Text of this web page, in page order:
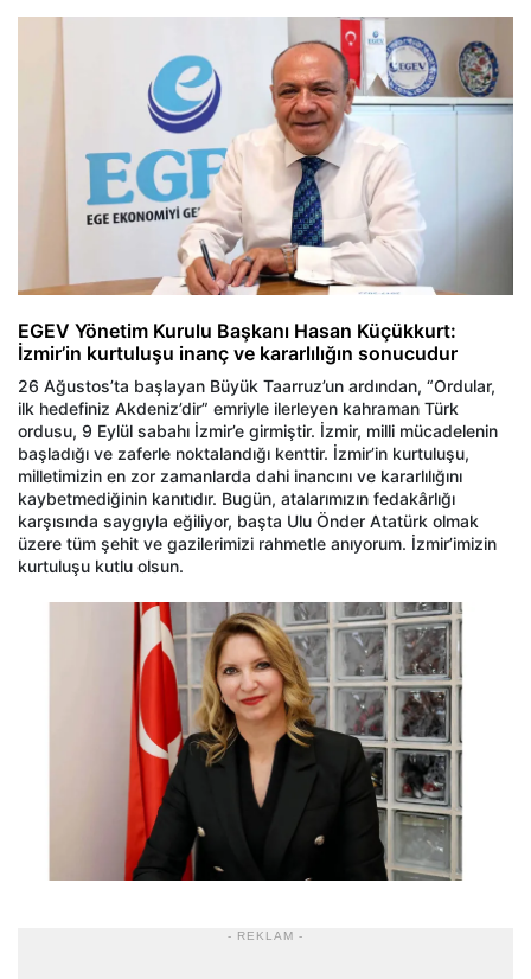
EGEV Yönetim Kurulu Başkanı Hasan Küçükkurt:
İzmir’in kurtuluşu inanç ve kararlılığın sonucudur
26 Ağustos’ta başlayan Büyük Taarruz’un ardından, “Ordular,
ilk hedefiniz Akdeniz’dir” emriyle ilerleyen kahraman Türk
ordusu, 9 Eylül sabahı İzmir’e girmiştir. İzmir, milli mücadelenin
başladığı ve zaferle noktalandığı kenttir. İzmir’in kurtuluşu,
milletimizin en zor zamanlarda dahi inancını ve kararlılığını
kaybetmediğinin kanıtıdır. Bugün, atalarımızın fedakârlığı
karşısında saygıyla eğiliyor, başta Ulu Önder Atatürk olmak
üzere tüm şehit ve gazilerimizi rahmetle anıyorum. İzmir’imizin
kurtuluşu kutlu olsun.
- REKLAM -